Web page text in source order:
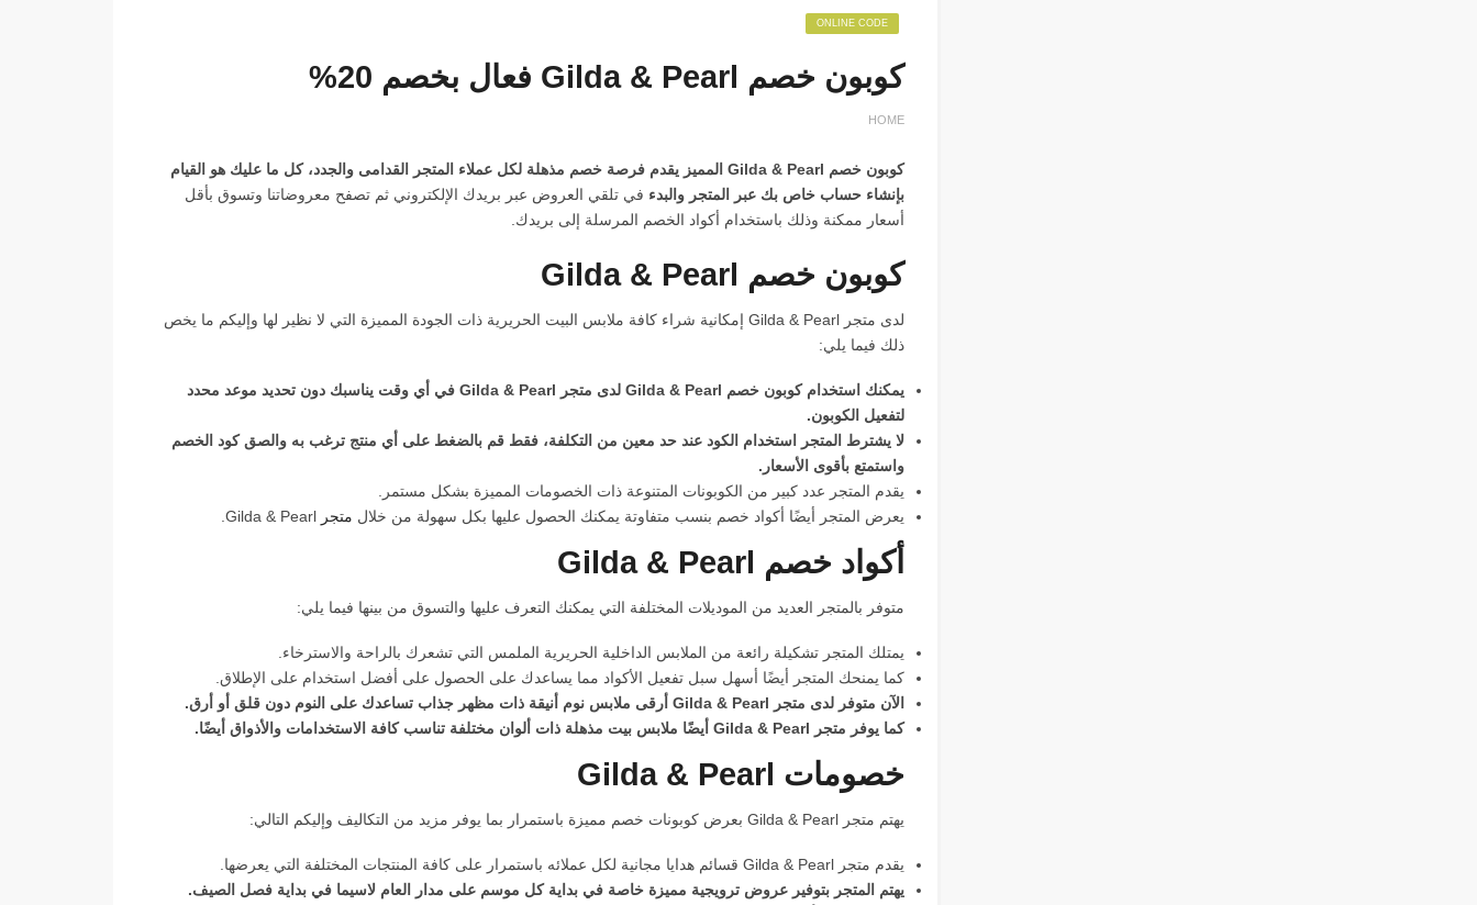
ONLINE CODE
كوبون خصم Gilda & Pearl فعال بخصم 20%
HOME
كوبون خصم Gilda & Pearl المميز يقدم فرصة خصم مذهلة لكل عملاء المتجر القدامى والجدد، كل ما عليك هو القيام
بإنشاء حساب خاص بك عبر المتجر والبدء في تلقي العروض عبر بريدك الإلكتروني ثم تصفح معروضاتنا وتسوق بأقل
أسعار ممكنة وذلك باستخدام أكواد الخصم المرسلة إلى بريدك.
كوبون خصم Gilda & Pearl
لدى متجر Gilda & Pearl إمكانية شراء كافة ملابس البيت الحريرية ذات الجودة المميزة التي لا نظير لها وإليكم ما يخص
ذلك فيما يلي:
يمكنك استخدام كوبون خصم Gilda & Pearl لدى متجر Gilda & Pearl في أي وقت يناسبك دون تحديد موعد محدد
لتفعيل الكوبون.
لا يشترط المتجر استخدام الكود عند حد معين من التكلفة، فقط قم بالضغط على أي منتج ترغب به والصق كود الخصم
واستمتع بأقوى الأسعار.
يقدم المتجر عدد كبير من الكوبونات المتنوعة ذات الخصومات المميزة بشكل مستمر.
يعرض المتجر أيضًا أكواد خصم بنسب متفاوتة يمكنك الحصول عليها بكل سهولة من خلال متجر
أكواد خصم Gilda & Pearl
متوفر بالمتجر العديد من الموديلات المختلفة التي يمكنك التعرف عليها والتسوق من بينها فيما يلي:
يمتلك المتجر تشكيلة رائعة من الملابس الداخلية الحريرية الملمس التي تشعرك بالراحة والاسترخاء.
كما يمنحك المتجر أيضًا أسهل سبل تفعيل الأكواد مما يساعدك على الحصول على أفضل استخدام على الإطلاق.
الآن متوفر لدى متجر Gilda & Pearl أرقى ملابس نوم أنيقة ذات مظهر جذاب تساعدك على النوم دون قلق أو أرق.
كما يوفر متجر Gilda & Pearl أيضًا ملابس بيت مذهلة ذات ألوان مختلفة تناسب كافة الاستخدامات والأذواق أيضًا.
خصومات Gilda & Pearl
يهتم متجر Gilda & Pearl بعرض كوبونات خصم مميزة باستمرار بما يوفر مزيد من التكاليف وإليكم التالي:
يقدم متجر Gilda & Pearl قسائم هدايا مجانية لكل عملائه باستمرار على كافة المنتجات المختلفة التي يعرضها.
يهتم المتجر بتوفير عروض ترويجية مميزة خاصة في بداية كل موسم على مدار العام لاسيما في بداية فصل الصيف.